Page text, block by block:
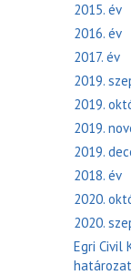
2015. év
2016. év
2017. év
2019.
2019.
2019.
2019.
2018. év
2020.
2020.
Egri Civil